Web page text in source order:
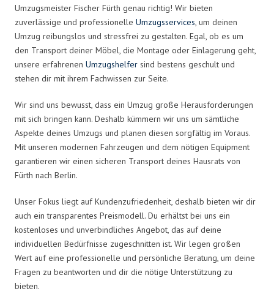
Umzugsmeister Fischer Fürth genau richtig! Wir bieten
zuverlässige und professionelle Umzugsservices, um deinen
Umzug reibungslos und stressfrei zu gestalten. Egal, ob es um
den Transport deiner Möbel, die Montage oder Einlagerung geht,
unsere erfahrenen Umzugshelfer sind bestens geschult und
stehen dir mit ihrem Fachwissen zur Seite.
Wir sind uns bewusst, dass ein Umzug große Herausforderungen
mit sich bringen kann. Deshalb kümmern wir uns um sämtliche
Aspekte deines Umzugs und planen diesen sorgfältig im Voraus.
Mit unseren modernen Fahrzeugen und dem nötigen Equipment
garantieren wir einen sicheren Transport deines Hausrats von
Fürth nach Berlin.
Unser Fokus liegt auf Kundenzufriedenheit, deshalb bieten wir dir
auch ein transparentes Preismodell. Du erhältst bei uns ein
kostenloses und unverbindliches Angebot, das auf deine
individuellen Bedürfnisse zugeschnitten ist. Wir legen großen
Wert auf eine professionelle und persönliche Beratung, um deine
Fragen zu beantworten und dir die nötige Unterstützung zu
bieten.